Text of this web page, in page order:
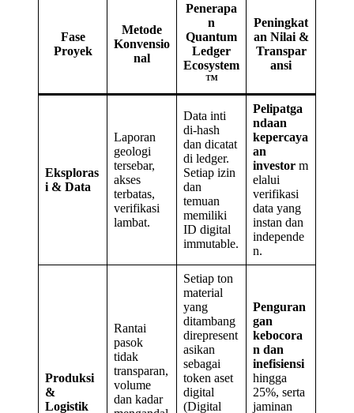
Fase
Proyek
Metode
Konvensio
nal
Penerapa
n
Quantum
Ledger
Ecosystem
™
Peningkat
an Nilai &
Transpar
ansi
Eksploras
i & Data
Laporan
geologi
tersebar,
akses
terbatas,
verifikasi
lambat.
Data inti
di-hash
dan dicatat
di ledger.
Setiap izin
dan
temuan
memiliki
ID digital
immutable.
Pelipatga
ndaan
kepercaya
an
investor m
elalui
verifikasi
data yang
instan dan
independe
n.
Produksi
&
Logistik
Rantai
pasok
tidak
transparan,
volume
dan kadar
Setiap ton
material
yang
ditambang
direpresent
asikan
sebagai
token aset
digital
(Digital
Penguran
gan
kebocora
n dan
inefisiensi
hingga
25%, serta
jaminan